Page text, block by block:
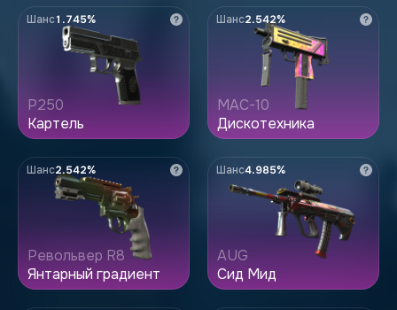
P250
Картель
Шанс1.745%
MAC-10
Дискотехника
Шанс2.542%
Револьвер R8
Янтарный градиент
Шанс2.542%
AUG
Сид Мид
Шанс4.985%